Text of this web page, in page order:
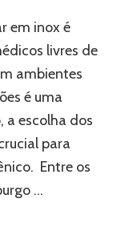
em inox é
livres de
ambientes
é uma
a escolha dos
para
Entre os
…